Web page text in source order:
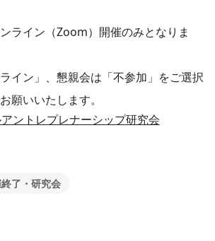
ライン（Zoom）開催のみとなりま
イン」、懇親会は「不参加」をご選択
願いいたします。
ントレプレナーシップ研究会
了・研究会